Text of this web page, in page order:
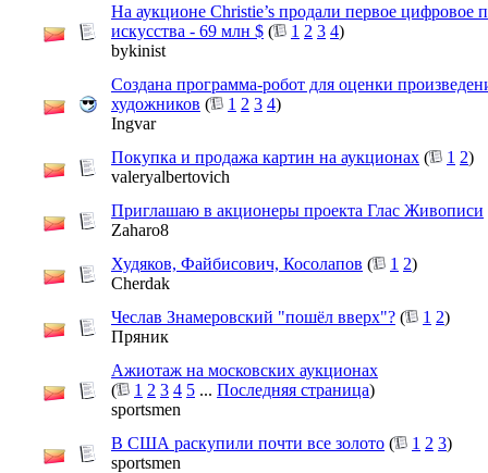
На аукционе Christie’s продали первое цифровое
искусства - 69 млн $ ( 1 2 3 4)
bykinist
Создана программа-робот для оценки
художников ( 1 2 3 4)
Ingvar
Покупка и продажа картин на аукционах ( 1 2)
valeryalbertovich
Приглашаю в акционеры проекта Глас Живописи
Zaharo8
Худяков, Файбисович, Косолапов ( 1 2)
Cherdak
Чеслав Знамеровский "пошёл вверх"? ( 1 2)
Пряник
Ажиотаж на московских аукционах
(
1 2 3 4 5 ... Последняя страница)
sportsmen
В США раскупили почти все золото ( 1 2 3)
sportsmen